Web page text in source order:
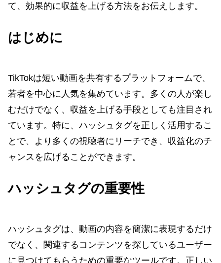
て、効果的に収益を上げる方法をお伝えします。
はじめに
TikTokは短い動画を共有するプラットフォームで、
若者を中心に人気を集めています。多くの人が楽し
むだけでなく、収益を上げる手段としても注目され
ています。特に、ハッシュタグを正しく活用するこ
とで、より多くの視聴者にリーチでき、収益化のチ
ャンスを広げることができます。
ハッシュタグの重要性
ハッシュタグは、動画の内容を簡潔に表現するだけ
でなく、関連するコンテンツを探しているユーザー
に見つけてもらうための重要なツールです。正しい